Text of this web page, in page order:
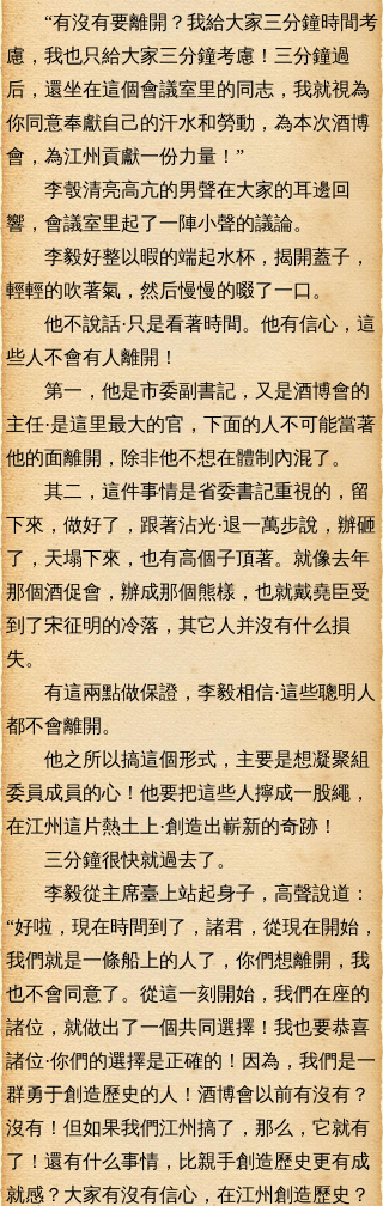
“有沒有要離開？我給大家三分鐘時間考
慮，我也只給大家三分鐘考慮！三分鐘過
后，還坐在這個會議室里的同志，我就視為
你同意奉獻自己的汗水和勞動，為本次酒博
會，為江州貢獻一份力量！”
李彀清亮高亢的男聲在大家的耳邊回
響，會議室里起了一陣小聲的議論。
李毅好整以暇的端起水杯，揭開蓋子，
輕輕的吹著氣，然后慢慢的啜了一口。
他不說話·只是看著時間。他有信心，這
些人不會有人離開！
第一，他是市委副書記，又是酒博會的
主任·是這里最大的官，下面的人不可能當著
他的面離開，除非他不想在體制內混了。
其二，這件事情是省委書記重視的，留
下來，做好了，跟著沾光·退一萬步說，辦砸
了，天塌下來，也有高個子頂著。就像去年
那個酒促會，辦成那個熊樣，也就戴堯臣受
到了宋征明的冷落，其它人并沒有什么損
失。
有這兩點做保證，李毅相信·這些聰明人
都不會離開。
他之所以搞這個形式，主要是想凝聚組
委員成員的心！他要把這些人擰成一股繩，
在江州這片熱土上·創造出嶄新的奇跡！
三分鐘很快就過去了。
李毅從主席臺上站起身子，高聲說道：
“好啦，現在時間到了，諸君，從現在開始，
我們就是一條船上的人了，你們想離開，我
也不會同意了。從這一刻開始，我們在座的
諸位，就做出了一個共同選擇！我也要恭喜
諸位·你們的選擇是正確的！因為，我們是一
群勇于創造歷史的人！酒博會以前有沒有？
沒有！但如果我們江州搞了，那么，它就有
了！還有什么事情，比親手創造歷史更有成
就感？大家有沒有信心，在江州創造歷史？